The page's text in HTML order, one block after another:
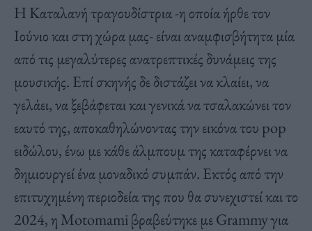
Η Καταλανή τραγουδίστρια -η οποία ήρθε τον
Ιούνιο και στη χώρα μας- είναι αναμφισβήτητα μία
από τις μεγαλύτερες ανατρεπτικές δυνάμεις της
μουσικής. Επί σκηνής δε διστάζει να κλαίει, να
γελάει, να ξεβάφεται και γενικά να τσαλακώνει τον
εαυτό της, αποκαθηλώνοντας την εικόνα του pop
ειδώλου, ένω με κάθε άλμπουμ της καταφέρνει να
δημιουργεί ένα μοναδικό συμπάν. Εκτός από την
επιτυχημένη περιοδεία της που θα συνεχιστεί και το
2024, η Motomami βραβεύτηκε με Grammy για